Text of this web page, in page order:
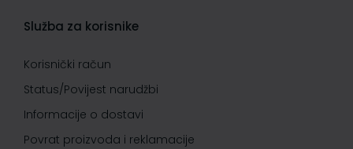
Služba za korisnike
Korisnički račun
Status/Povijest narudžbi
Informacije o dostavi
Povrat proizvoda i reklamacije